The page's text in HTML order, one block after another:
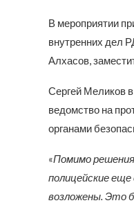
В мероприятии
внутренних дел
Алхасов,
Сергей Меликов
ведомство на
органами
«Помимо
полицейские
возложены. Это